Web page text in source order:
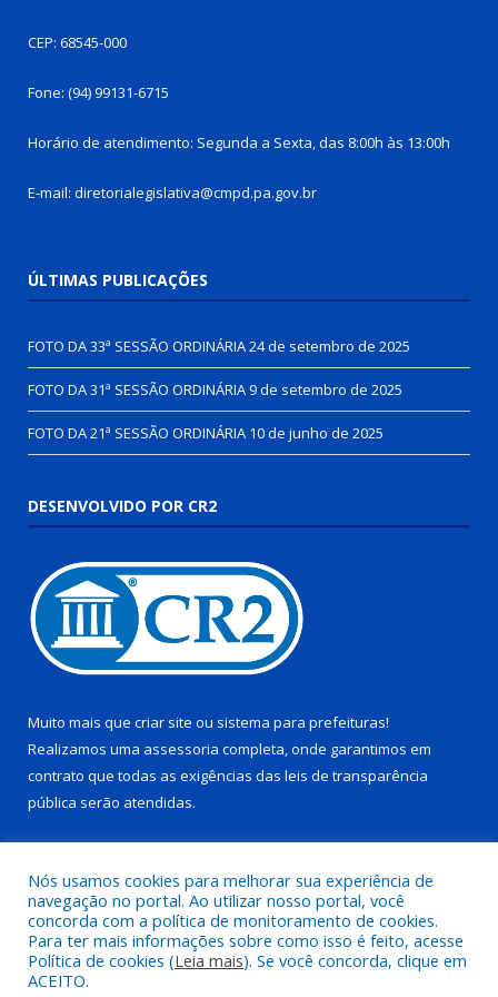
CEP: 68545-000
Fone: (94) 99131-6715
Horário de atendimento: Segunda a Sexta, das 8:00h às 13:00h
E-mail: diretorialegislativa@cmpd.pa.gov.br
ÚLTIMAS PUBLICAÇÕES
FOTO DA 33ª SESSÃO ORDINÁRIA24 de setembro de 2025
FOTO DA 31ª SESSÃO ORDINÁRIA9 de setembro de 2025
FOTO DA 21ª SESSÃO ORDINÁRIA 10 de junho de 2025
DESENVOLVIDO POR CR2
Muito mais que criar site ou sistema para prefeituras!
Realizamos uma assessoria completa, onde garantimos em
contrato que todas as exigências das leis de transparência
pública serão atendidas.
Todos os direitos reservados a Câmara Municipal de Pau D’arco.
Nós usamos cookies para melhorar sua experiência de
navegação no portal. Ao utilizar nosso portal, você
concorda com a política de monitoramento de cookies.
Para ter mais informações sobre como isso é feito, acesse
Política de cookies (Leia mais). Se você concorda, clique em
ACEITO.